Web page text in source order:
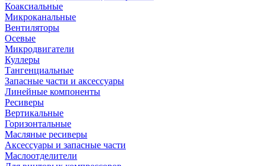
Коаксиальные
Микроканальные
Вентиляторы
Осевые
Микродвигатели
Куллеры
Тангенциальные
Запасные части и аксессуары
Линейные компоненты
Ресиверы
Вертикальные
Горизонтальные
Масляные ресиверы
Аксессуары и запасные части
Маслоотделители